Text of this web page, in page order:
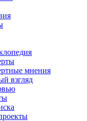
мнения
взгляд